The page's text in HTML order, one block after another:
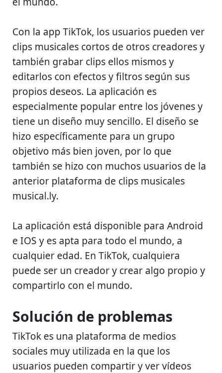
Con la app TikTok, los usuarios pueden ver
clips musicales cortos de otros creadores y
también grabar clips ellos mismos y
editarlos con efectos y filtros según sus
propios deseos. La aplicación es
especialmente popular entre los jóvenes y
tiene un diseño muy sencillo. El diseño se
hizo específicamente para un grupo
objetivo más bien joven, por lo que
también se hizo con muchos usuarios de la
anterior plataforma de clips musicales
musical.ly.
La aplicación está disponible para Android
e IOS y es apta para todo el mundo, a
cualquier edad. En TikTok, cualquiera
puede ser un creador y crear algo propio y
compartirlo con el mundo.
Solución de problemas
TikTok es una plataforma de medios
sociales muy utilizada en la que los
usuarios pueden compartir y ver vídeos